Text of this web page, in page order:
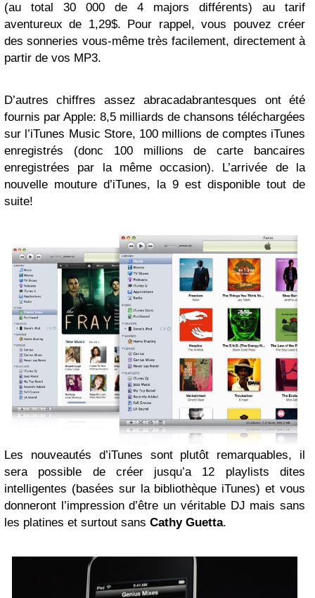
(au total 30 000 de 4 majors différents) au tarif
aventureux de 1,29$. Pour rappel, vous pouvez créer
des sonneries vous-même très facilement, directement à
partir de vos MP3.
D’autres chiffres assez abracadabrantesques ont été
fournis par Apple: 8,5 milliards de chansons téléchargées
sur l’iTunes Music Store, 100 millions de comptes iTunes
enregistrés (donc 100 millions de carte bancaires
enregistrées par la même occasion). L’arrivée de la
nouvelle mouture d’iTunes, la 9 est disponible tout de
suite!
Les nouveautés d’iTunes sont plutôt remarquables, il
sera possible de créer jusqu’a 12 playlists dites
intelligentes (basées sur la bibliothèque iTunes) et vous
donneront l’impression d’être un véritable DJ mais sans
les platines et surtout sans Cathy Guetta.